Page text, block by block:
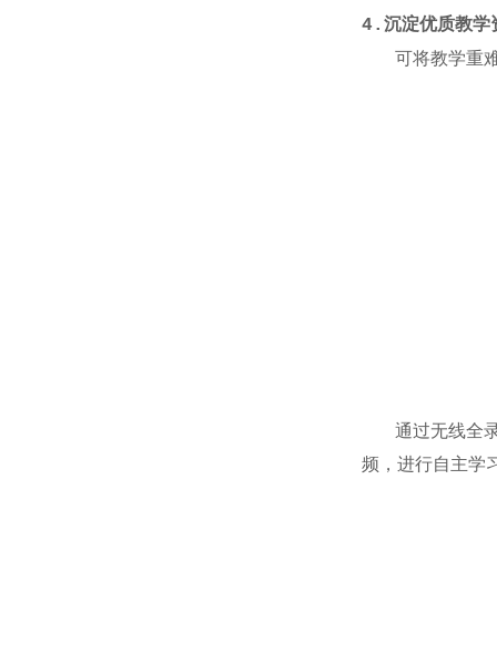
4. 沉淀优质教学
可将教学重难
通过无线全录
频，进行自主学